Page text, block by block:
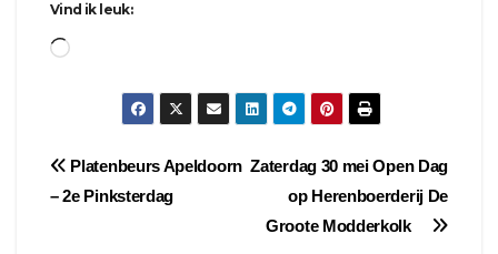
Vind ik leuk:
Aan
Bericht
navigatie
Zaterdag 30 mei Open Dag
op Herenboerderij De
Groote Modderkolk
Platenbeurs Apeldoorn
– 2e Pinksterdag